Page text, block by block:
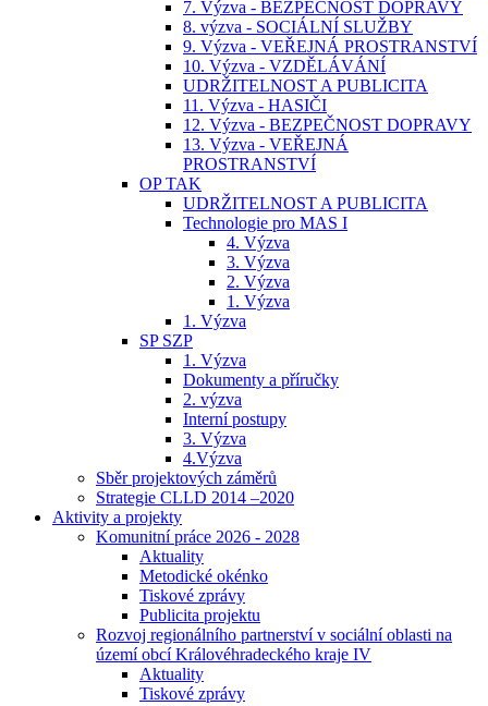
7. Výzva - BEZPEČNOST DOPRAVY
8. výzva - SOCIÁLNÍ SLUŽBY
9. Výzva - VEŘEJNÁ PROSTRANSTVÍ
10. Výzva - VZDĚLÁVÁNÍ
UDRŽITELNOST A PUBLICITA
11. Výzva - HASIČI
12. Výzva - BEZPEČNOST DOPRAVY
13. Výzva - VEŘEJNÁ
PROSTRANSTVÍ
OP TAK
UDRŽITELNOST A PUBLICITA
Technologie pro MAS I
4. Výzva
3. Výzva
2. Výzva
1. Výzva
1. Výzva
SP SZP
1. Výzva
Dokumenty a příručky
2. výzva
Interní postupy
3. Výzva
4.Výzva
Sběr projektových záměrů
Strategie CLLD 2014 –2020
Aktivity a projekty
Komunitní práce 2026 - 2028
Aktuality
Metodické okénko
Tiskové zprávy
Publicita projektu
Rozvoj regionálního partnerství v sociální oblasti na
území obcí Královéhradeckého kraje IV
Aktuality
Tiskové zprávy